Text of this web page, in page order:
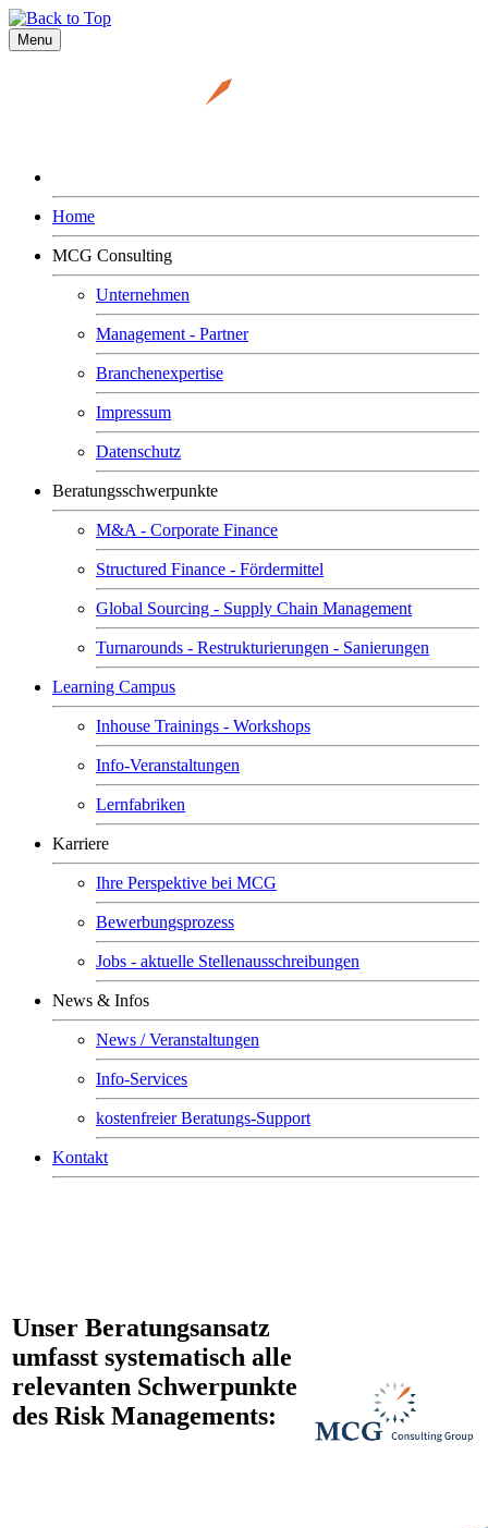
Menu
Home
MCG Consulting
Unternehmen
Management - Partner
Branchenexpertise
Impressum
Datenschutz
Beratungsschwerpunkte
M&A - Corporate Finance
Structured Finance - Fördermittel
Global Sourcing - Supply Chain Management
Turnarounds - Restrukturierungen - Sanierungen
Learning Campus
Inhouse Trainings - Workshops
Info-Veranstaltungen
Lernfabriken
Karriere
Ihre Perspektive bei MCG
Bewerbungsprozess
Jobs - aktuelle Stellenausschreibungen
News & Infos
News / Veranstaltungen
Info-Services
kostenfreier Beratungs-Support
Kontakt
Unser Beratungsansatz
umfasst systematisch alle
relevanten Schwerpunkte
des Risk Managements: